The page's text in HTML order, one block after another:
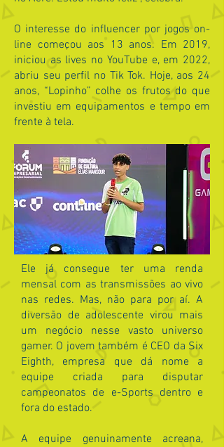
O interesse do influencer por jogos on-
line começou aos 13 anos. Em 2019,
iniciou as lives no YouTube e, em 2022,
abriu seu perfil no Tik Tok. Hoje, aos 24
anos, “Lopinho” colhe os frutos do que
investiu em equipamentos e tempo em
frente à tela.
Ele já consegue ter uma renda
mensal com as transmissões ao vivo
nas redes. Mas, não para por aí. A
diversão de adolescente virou mais
um negócio nesse vasto universo
gamer. O jovem também é CEO da Six
Eighth, empresa que dá nome a
equipe criada para disputar
campeonatos de e-Sports dentro e
fora do estado.
A equipe genuinamente acreana,